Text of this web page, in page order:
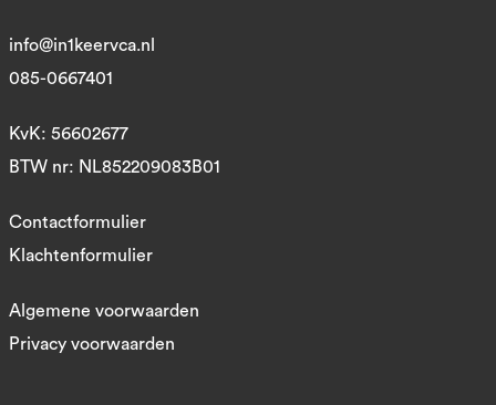
info@in1keervca.nl
085-0667401
KvK: 56602677
BTW nr: NL852209083B01
Contactformulier
Klachtenformulier
Algemene voorwaarden
Privacy voorwaarden